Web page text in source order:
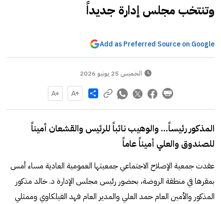
وتنتخب مجلس إدارة جديداً
Add as Preferred Source on Google
الخميس 25 يونيو 2026
Share
المذكور رئيساً... والوهيب نائباً للرئيس والقشعان أميناً
للصندوق والعلي أميناً عاماً
عقدت جمعية الإصلاح الاجتماعي جمعيتها العمومية العادية مساء أمس
بمقرها في منطقة الروضة، بحضور رئيس مجلس الإدارة د. خالد مذكور
المذكور والأمين العام حمد العلي والمدير العام فهد الفيلكاوي وممثلي